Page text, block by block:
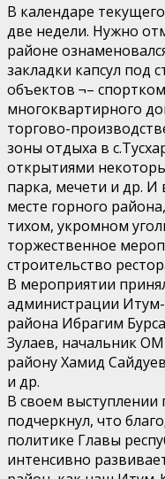
В календаре
две недели. Нужно
районе
закладки капсул под
объектов ¬–
многоквартирного
торгово-
зоны отдыха в
открытиями
парка, мечети и др. И
месте горного
тихом, укромном
торжественное
строительство
В мероприятии
администрации
района Ибрагим
Зулаев, начальник
району Хамид
и др.
В своем выступлении
подчеркнул, что
политике Главы
интенсивно